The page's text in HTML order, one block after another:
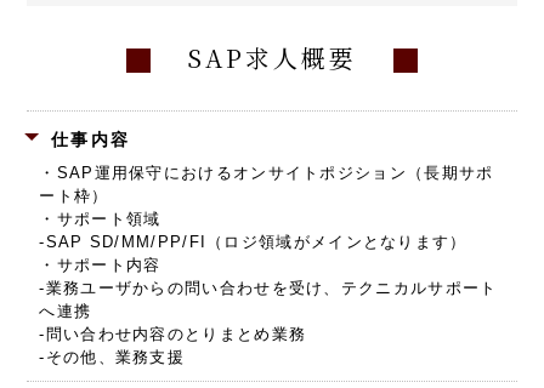
SAP求人概要
仕事内容
・SAP運用保守におけるオンサイトポジション（長期サポ
ート枠）
・サポート領域
‐SAP SD/MM/PP/FI（ロジ領域がメインとなります）
・サポート内容
‐業務ユーザからの問い合わせを受け、テクニカルサポート
へ連携
‐問い合わせ内容のとりまとめ業務
‐その他、業務支援